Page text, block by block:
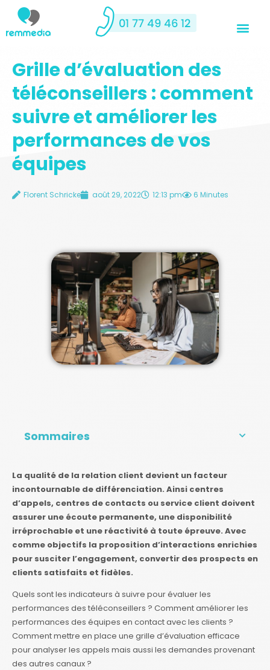
Grille d’évaluation des
téléconseillers : comment
suivre et améliorer les
performances de vos
équipes
Florent Schricke août 29, 2022 12:13 pm 6 Minutes
Sommaires
La qualité de la relation client devient un facteur
incontournable de différenciation. Ainsi centres
d’appels, centres de contacts ou service client doivent
assurer une écoute permanente, une disponibilité
irréprochable et une réactivité à toute épreuve. Avec
comme objectifs la proposition d’interactions enrichies
pour susciter l’engagement, convertir des prospects en
clients satisfaits et fidèles.
Quels sont les indicateurs à suivre pour évaluer les
performances des téléconseillers ? Comment améliorer les
performances des équipes en contact avec les clients ?
Comment mettre en place une grille d’évaluation efficace
pour analyser les appels mais aussi les demandes provenant
des autres canaux ?